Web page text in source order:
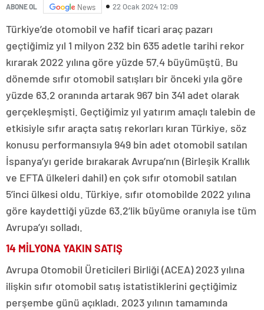
ABONE OL News 22 Ocak 2024 12:09
Türkiye’de otomobil ve hafif ticari araç pazarı
geçtiğimiz yıl 1 milyon 232 bin 635 adetle tarihi rekor
kırarak 2022 yılına göre yüzde 57.4 büyümüştü. Bu
dönemde sıfır otomobil satışları bir önceki yıla göre
yüzde 63.2 oranında artarak 967 bin 341 adet olarak
gerçekleşmişti. Geçtiğimiz yıl yatırım amaçlı talebin de
etkisiyle sıfır araçta satış rekorları kıran Türkiye, söz
konusu performansıyla 949 bin adet otomobil satılan
İspanya’yı geride bırakarak Avrupa’nın (Birleşik Krallık
ve EFTA ülkeleri dahil) en çok sıfır otomobil satılan
5’inci ülkesi oldu. Türkiye, sıfır otomobilde 2022 yılına
göre kaydettiği yüzde 63.2’lik büyüme oranıyla ise tüm
Avrupa’yı solladı.
14 MİLYONA YAKIN SATIŞ
Avrupa Otomobil Üreticileri Birliği (ACEA) 2023 yılına
ilişkin sıfır otomobil satış istatistiklerini geçtiğimiz
perşembe günü açıkladı. 2023 yılının tamamında